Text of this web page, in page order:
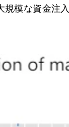
規模な資金注